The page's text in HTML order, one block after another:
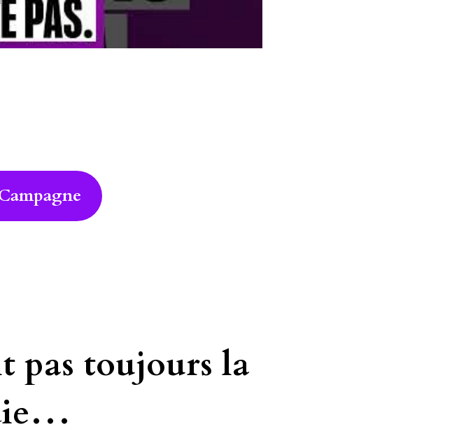
pas toujours la